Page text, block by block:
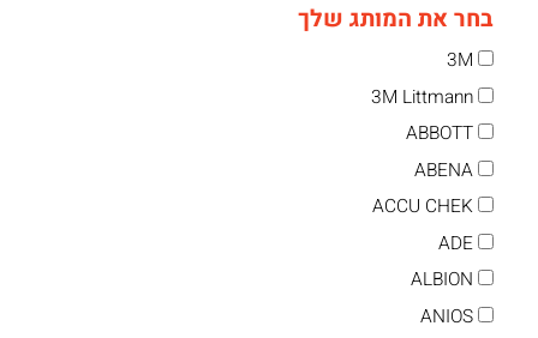
בחר את המותג שלך
3M
3M Littmann
ABBOTT
ABENA
ACCU CHEK
ADE
ALBION
ANIOS